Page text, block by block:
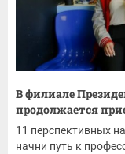
В филиале
продолжается
11 перспективных
начни путь к